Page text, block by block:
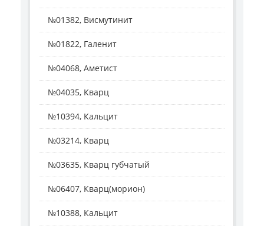
№01382, Висмутинит
№01822, Галенит
№04068, Аметист
№04035, Кварц
№10394, Кальцит
№03214, Кварц
№03635, Кварц губчатый
№06407, Кварц(морион)
№10388, Кальцит